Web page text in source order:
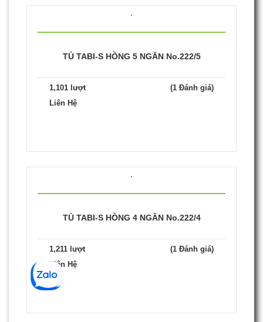
TỦ TABI-S HỒNG 5 NGĂN No.222/5
1,101 lượt
(1 Đánh giá)
Liên Hệ
TỦ TABI-S HỒNG 4 NGĂN No.222/4
1,211 lượt
(1 Đánh giá)
Liên Hệ